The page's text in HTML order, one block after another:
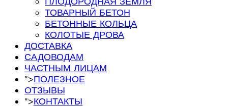
ТОВАРНЫЙ БЕТОН
БЕТОННЫЕ КОЛЬЦА
КОЛОТЫЕ ДРОВА
ДОСТАВКА
САДОВОДАМ
ЧАСТНЫМ ЛИЦАМ
">ПОЛЕЗНОЕ
ОТЗЫВЫ
">КОНТАКТЫ